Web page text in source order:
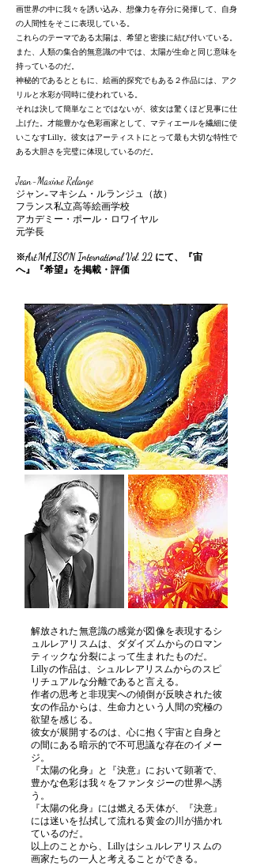
画世界の中に我々を誘い込み、想像力を存分に発揮して、自身
の人間性をそこに表現している。
これらのテーマである太陽は、希望と密接に結び付いている。
また、人類の集合的無意識の中では、太陽が生命と同じ意味を
持っているのだ。
神秘的であるとともに、絵画的探究でもある２作品には、アク
リルと水彩が同時に使われている。
それは決して簡単なことではないが、彼女は驚くほど見事に仕
上げた。才能豊かな色彩画家として、マティエールを繊細に使
いこなすLilly。彼女はアーティストにとって最も大切な特性で
ある大胆さを完璧に体現しているのだ。
Jean-Maxime Relange
ジャン=マキシム・ルランジュ（故）
フランス私立高等絵画学校
アカデミー・ポール・ロワイヤル
元学長
​​※Art MAISON International Vol. 22 にて、『宙
へ』『希望』を掲載・評価
解放された無意識の感覚が図像を表現するシ
ュルレアリスムは、ダダイズムからのロマン
ティックな分裂によって生まれたものだ。
Lillyの作品は、シュルレアリスムからのスピ
リチュアルな分離であると言える。
作者の思考と非現実への傾倒が反映された彼
女の作品からは、生命力という人間の究極の
欲望を感じる。
彼女が展開するのは、心に抱く宇宙と自身と
の間にある暗示的で不可思議な存在のイメー
ジ。
『太陽の化身』と『決意』において顕著で、
豊かな色彩は我々をファンタジーの世界へ誘
う。
『太陽の化身』には燃える天体が、『決意』
には迷いを払拭して流れる黄金の川が描かれ
ているのだ。
以上のことから、Lillyはシュルレアリスムの
画家たちの一人と考えることができる。